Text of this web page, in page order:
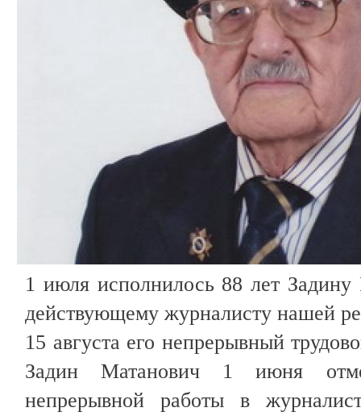
1 июля исполнилось 88 лет
действующему журналисту нашей
15 августа его непрерывный
Задин Матанович 1 июня
непрерывной работы в